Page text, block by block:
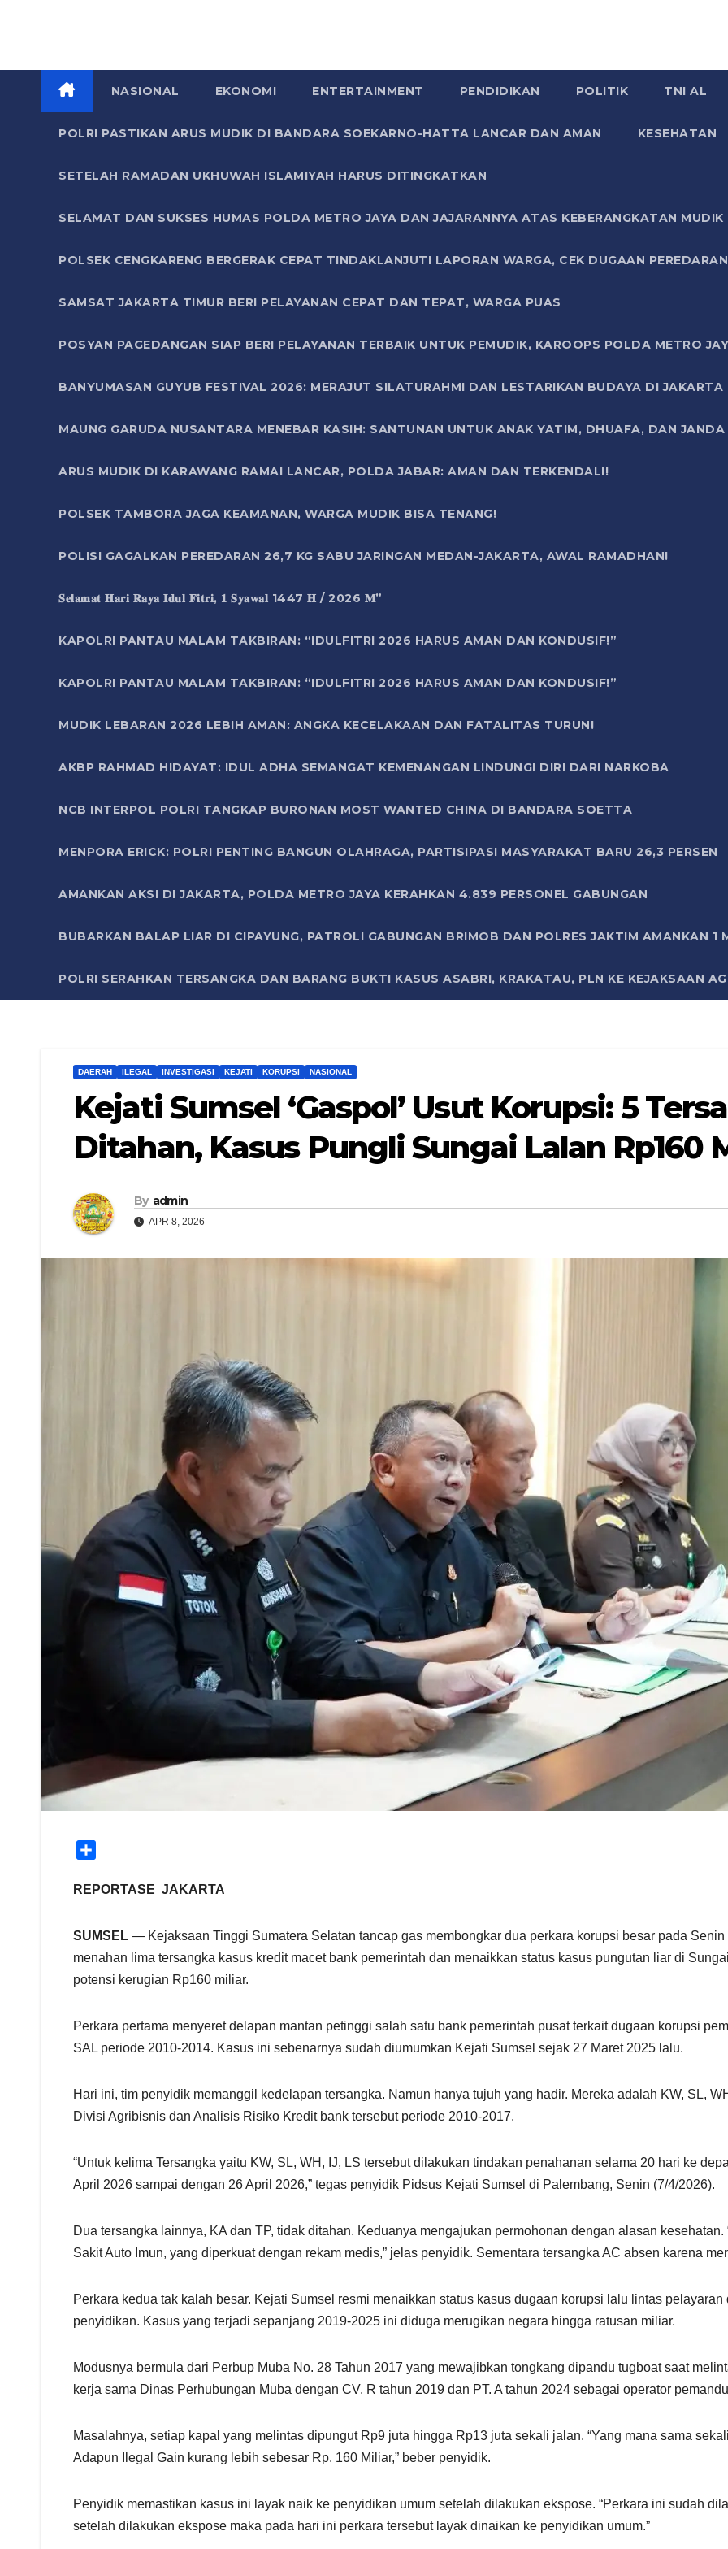
NASIONAL EKONOMI ENTERTAINMENT PENDIDIKAN POLITIK TNI AL
POLRI PASTIKAN ARUS MUDIK DI BANDARA SOEKARNO-HATTA LANCAR DAN AMAN KESEHATAN
SETELAH RAMADAN UKHUWAH ISLAMIYAH HARUS DITINGKATKAN
SELAMAT DAN SUKSES HUMAS POLDA METRO JAYA DAN JAJARANNYA ATAS KEBERANGKATAN
POLSEK CENGKARENG BERGERAK CEPAT TINDAKLANJUTI LAPORAN WARGA, CEK DUGAAN
SAMSAT JAKARTA TIMUR BERI PELAYANAN CEPAT DAN TEPAT, WARGA PUAS
POSYAN PAGEDANGAN SIAP BERI PELAYANAN TERBAIK UNTUK PEMUDIK, KAROOPS POLDA METRO
BANYUMASAN GUYUB FESTIVAL 2026: MERAJUT SILATURAHMI DAN LESTARIKAN BUDAYA DI JAKARTA
MAUNG GARUDA NUSANTARA MENEBAR KASIH: SANTUNAN UNTUK ANAK YATIM, DHUAFA, DAN
ARUS MUDIK DI KARAWANG RAMAI LANCAR, POLDA JABAR: AMAN DAN TERKENDALI!
POLSEK TAMBORA JAGA KEAMANAN, WARGA MUDIK BISA TENANG!
POLISI GAGALKAN PEREDARAN 26,7 KG SABU JARINGAN MEDAN-JAKARTA, AWAL RAMADHAN!
𝐒𝐞𝐥𝐚𝐦𝐚𝐭 𝐇𝐚𝐫𝐢 𝐑𝐚𝐲𝐚 𝐈𝐝𝐮𝐥 𝐅𝐢𝐭𝐫𝐢, 𝟏 𝐒𝐲𝐚𝐰𝐚𝐥 1447 𝐇 / 2026 𝐌”
KAPOLRI PANTAU MALAM TAKBIRAN: “IDULFITRI 2026 HARUS AMAN DAN KONDUSIF!”
KAPOLRI PANTAU MALAM TAKBIRAN: “IDULFITRI 2026 HARUS AMAN DAN KONDUSIF!”
MUDIK LEBARAN 2026 LEBIH AMAN: ANGKA KECELAKAAN DAN FATALITAS TURUN!
AKBP RAHMAD HIDAYAT: IDUL ADHA SEMANGAT KEMENANGAN LINDUNGI DIRI DARI NARKOBA
NCB INTERPOL POLRI TANGKAP BURONAN MOST WANTED CHINA DI BANDARA SOETTA
MENPORA ERICK: POLRI PENTING BANGUN OLAHRAGA, PARTISIPASI MASYARAKAT BARU 26,3 PERSEN
AMANKAN AKSI DI JAKARTA, POLDA METRO JAYA KERAHKAN 4.839 PERSONEL GABUNGAN
BUBARKAN BALAP LIAR DI CIPAYUNG, PATROLI GABUNGAN BRIMOB DAN POLRES JAKTIM AMANKAN 1
POLRI SERAHKAN TERSANGKA DAN BARANG BUKTI KASUS ASABRI, KRAKATAU, PLN KE KEJAKSAAN
DAERAH ILEGAL INVESTIGASI KEJATI KORUPSI NASIONAL
Kejati Sumsel ‘Gaspol’ Usut Korupsi: 5
Ditahan, Kasus Pungli Sungai Lalan Rp160
By admin
APR 8, 2026
a
e
REPORTASE JAKARTA
SUMSEL — Kejaksaan Tinggi Sumatera Selatan tancap gas membongkar dua perkara korupsi besar pada
menahan lima tersangka kasus kredit macet bank pemerintah dan menaikkan status kasus pungutan liar di
potensi kerugian Rp160 miliar.
Perkara pertama menyeret delapan mantan petinggi salah satu bank pemerintah pusat terkait dugaan korupsi
SAL periode 2010-2014. Kasus ini sebenarnya sudah diumumkan Kejati Sumsel sejak 27 Maret 2025 lalu.
Hari ini, tim penyidik memanggil kedelapan tersangka. Namun hanya tujuh yang hadir. Mereka adalah KW, SL,
Divisi Agribisnis dan Analisis Risiko Kredit bank tersebut periode 2010-2017.
“Untuk kelima Tersangka yaitu KW, SL, WH, IJ, LS tersebut dilakukan tindakan penahanan selama 20 hari ke
April 2026 sampai dengan 26 April 2026,” tegas penyidik Pidsus Kejati Sumsel di Palembang, Senin (7/4/2026).
Dua tersangka lainnya, KA dan TP, tidak ditahan. Keduanya mengajukan permohonan dengan alasan
Sakit Auto Imun, yang diperkuat dengan rekam medis,” jelas penyidik. Sementara tersangka AC absen karena
Perkara kedua tak kalah besar. Kejati Sumsel resmi menaikkan status kasus dugaan korupsi lalu lintas
penyidikan. Kasus yang terjadi sepanjang 2019-2025 ini diduga merugikan negara hingga ratusan miliar.
Modusnya bermula dari Perbup Muba No. 28 Tahun 2017 yang mewajibkan tongkang dipandu tugboat saat
kerja sama Dinas Perhubungan Muba dengan CV. R tahun 2019 dan PT. A tahun 2024 sebagai operator
Masalahnya, setiap kapal yang melintas dipungut Rp9 juta hingga Rp13 juta sekali jalan. “Yang mana sama
Adapun Ilegal Gain kurang lebih sebesar Rp. 160 Miliar,” beber penyidik.
Penyidik memastikan kasus ini layak naik ke penyidikan umum setelah dilakukan ekspose. “Perkara ini sudah
setelah dilakukan ekspose maka pada hari ini perkara tersebut layak dinaikan ke penyidikan umum.”